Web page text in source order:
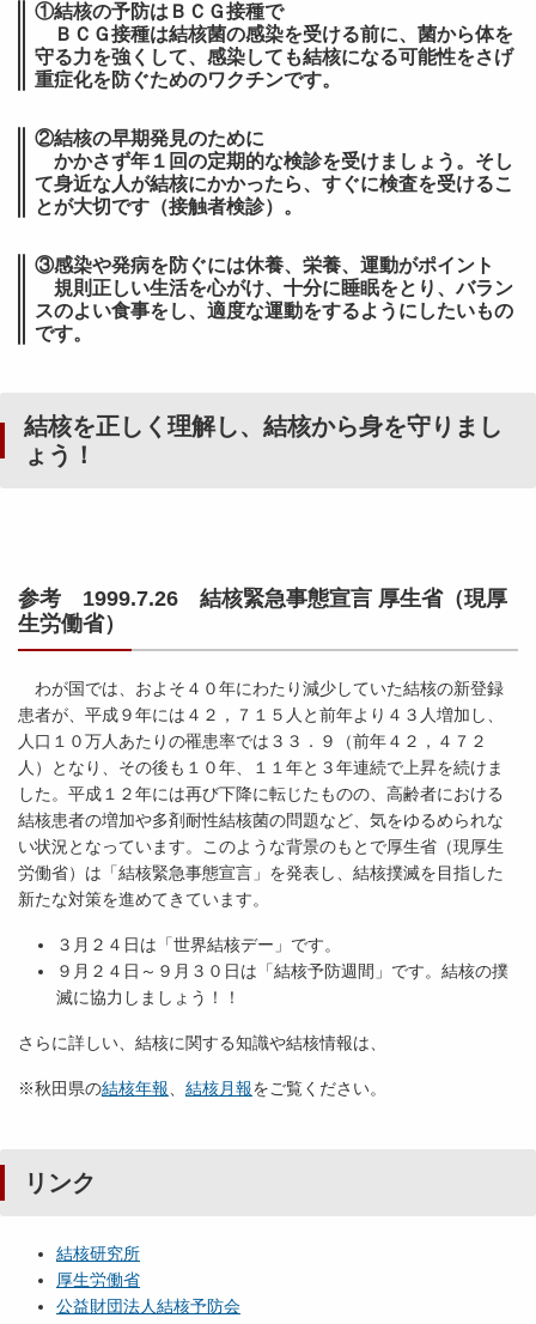
①結核の予防はＢＣＧ接種で
ＢＣＧ接種は結核菌の感染を受ける前に、菌から体を
守る力を強くして、感染しても結核になる可能性をさげ
重症化を防ぐためのワクチンです。
②結核の早期発見のために
かかさず年１回の定期的な検診を受けましょう。そし
て身近な人が結核にかかったら、すぐに検査を受けるこ
とが大切です（接触者検診）。
③感染や発病を防ぐには休養、栄養、運動がポイント
規則正しい生活を心がけ、十分に睡眠をとり、バラン
スのよい食事をし、適度な運動をするようにしたいもの
です。
結核を正しく理解し、結核から身を守りまし
ょう！
参考 1999.7.26 結核緊急事態宣言 厚生省（現厚
生労働省）
わが国では、およそ４０年にわたり減少していた結核の新登録
患者が、平成９年には４２，７１５人と前年より４３人増加し、
人口１０万人あたりの罹患率では３３．９（前年４２，４７２
人）となり、その後も１０年、１１年と３年連続で上昇を続けま
した。平成１２年には再び下降に転じたものの、高齢者における
結核患者の増加や多剤耐性結核菌の問題など、気をゆるめられな
い状況となっています。このような背景のもとで厚生省（現厚生
労働省）は「結核緊急事態宣言」を発表し、結核撲滅を目指した
新たな対策を進めてきています。
３月２４日は「世界結核デー」です。
９月２４日～９月３０日は「結核予防週間」です。結核の撲
滅に協力しましょう！！
さらに詳しい、結核に関する知識や結核情報は、
※秋田県の結核年報 結核月報をご覧ください。
リンク
結核研究所
厚生労働省
公益財団法人結核予防会